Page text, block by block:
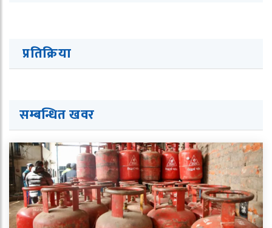
प्रतिक्रिया
सम्बन्धित खवर